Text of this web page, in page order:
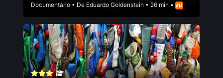
Documentário • De Eduardo Goldenstein • 26 min •